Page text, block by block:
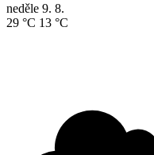
neděle 9. 8.
29 °C 13 °C